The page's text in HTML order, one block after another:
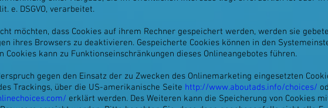
e. DSGVO, verarbeitet.
möchten, dass Cookies auf ihrem Rechner gespeichert werden, werden sie
ihres Browsers zu deaktivieren. Gespeicherte Cookies können in den
Cookies kann zu Funktionseinschränkungen dieses Onlineangebotes führen.
gegen den Einsatz der zu Zwecken des Onlinemarketing eingesetzten
Trackings, über die US-amerikanische Seite http://www.aboutads.info/choices/
erklärt werden. Des Weiteren kann die Speicherung von Cookies